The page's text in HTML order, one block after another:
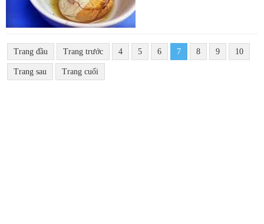
Trang đầu Trang trước 4 5 6 7 8 9 10
Trang sau Trang cuối